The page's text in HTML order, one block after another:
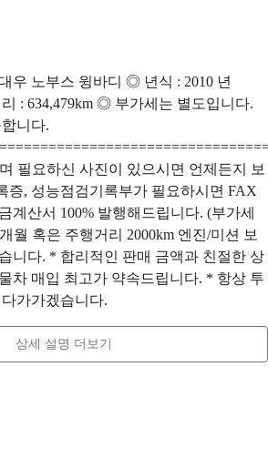
우 노부스 윙바디 ◎ 년식 : 2010 년
: 634,479km ◎ 부가세는 별도입니다.
합니다.
필요하신 사진이 있으시면 언제든지 보
증, 성능점검기록부가 필요하시면 FAX
계산서 100% 발행해드립니다. (부가세
월 혹은 주행거리 2000km 엔진/미션 보
니다. * 합리적인 판매 금액과 친절한 상
차 매입 최고가 약속드립니다. * 항상 투
가가겠습니다.
상세 설명 더보기